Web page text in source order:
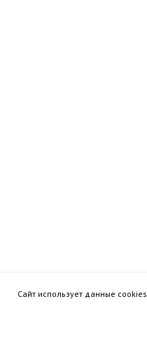
Сайт использует данные cookies